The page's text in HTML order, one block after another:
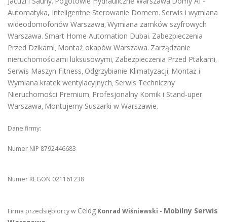
Automatyka, Inteligentne Sterowanie Domem. Serwis i wymiana
wideodomofonów Warszawa, Wymiana zamków szyfrowych
Warszawa. Smart Home Automation Dubai. Zabezpieczenia
Przed Dzikami, Montaż okapów Warszawa. Zarządzanie
nieruchomościami luksusowymi, Zabezpieczenia Przed Ptakami,
Serwis Maszyn Fitness, Odgrzybianie Klimatyzacji, Montaż i
Wymiana kratek wentylacyjnych, Serwis Techniczny
Nieruchomości Premium, Profesjonalny Komik i Stand-uper
Warszawa, Montujemy Suszarki w Warszawie.
Dane firmy:
Numer NIP 8792446683
Numer REGON 021161238
Firma przedsiębiorcy w Ceidg Konrad Wiśniewski - Mobilny Serwis